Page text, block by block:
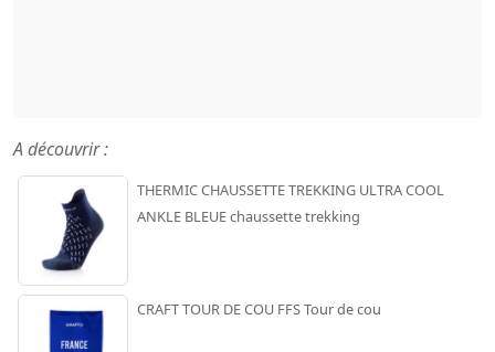
A découvrir :
THERMIC CHAUSSETTE TREKKING ULTRA COOL
ANKLE BLEUE chaussette trekking
CRAFT TOUR DE COU FFS Tour de cou